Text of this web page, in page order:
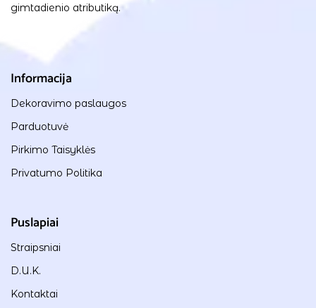
gimtadienio atributiką.
Informacija
Dekoravimo paslaugos
Parduotuvė
Pirkimo Taisyklės
Privatumo Politika
Puslapiai
Straipsniai
D.U.K.
Kontaktai